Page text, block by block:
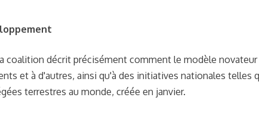
coalition décrit précisément comment le modèle novateur
et à d'autres, ainsi qu'à des initiatives nationales telles
terrestres au monde, créée en janvier.